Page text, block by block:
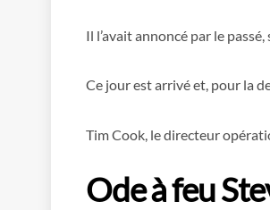
Il l’avait annoncé par le
Ce jour est arrivé et, pour la
Tim Cook, le directeur
Ode à feu